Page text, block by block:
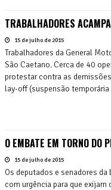
TRABALHADORES
15 de julho de 2015
Trabalhadores da General
São Caetano. Cerca de 40
protestar contra as
lay-off (suspensão temporária
O EMBATE EM TORNO DO
15 de julho de 2015
Os deputados e senadores
com urgência para que